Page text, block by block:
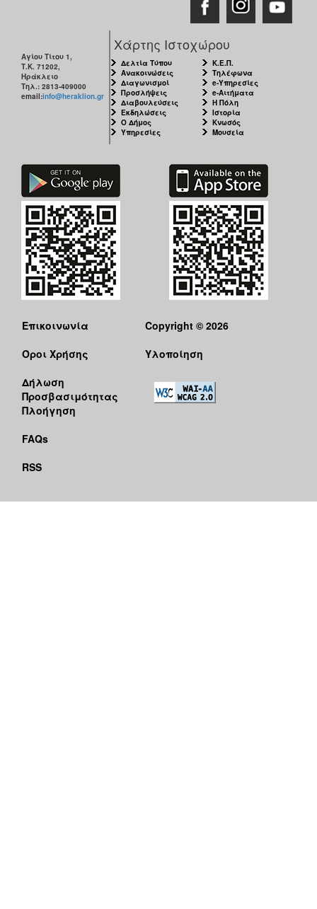
Αγίου Τίτου 1,
Τ.Κ. 71202,
Ηράκλειο
Τηλ.: 2813-409000
email:info@heraklion.gr
Χάρτης Ιστοχώρου
Δελτία Τύπου
Ανακοινώσεις
Διαγωνισμοί
Προσλήψεις
Διαβουλεύσεις
Εκδηλώσεις
Ο Δήμος
Υπηρεσίες
Κ.Ε.Π.
Τηλέφωνα
e-Υπηρεσίες
e-Αιτήματα
Η Πόλη
Ιστορία
Κνωσός
Μουσεία
Επικοινωνία
Όροι Χρήσης
Δήλωση
Προσβασιμότητας
Πλοήγηση
FAQs
RSS
Copyright © 2026
Υλοποίηση